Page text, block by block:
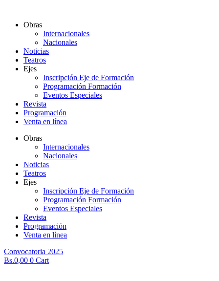
contenidoObras
Internacionales
Nacionales
Noticias
Teatros
Ejes
Inscripción Eje de Formación
Programación Formación
Eventos Especiales
Revista
Programación
Venta en línea
Obras
Internacionales
Nacionales
Noticias
Teatros
Ejes
Inscripción Eje de Formación
Programación Formación
Eventos Especiales
Revista
Programación
Venta en línea
Convocatoria 2025
Bs.0,00 0 Cart